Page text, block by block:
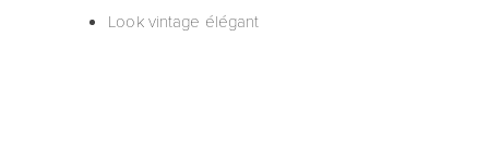
Look vintage élégant